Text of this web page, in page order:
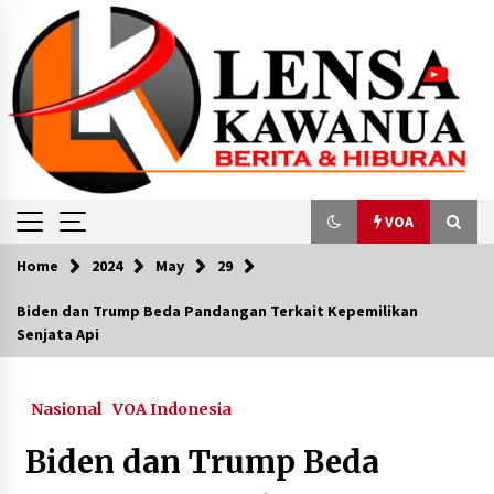
content
VOA
VOA
Jakarta akan Tetap Jadi Pusat Perekonomian
Seiring Persiapan Pindah Ibu Kota
March 31, 2024
Home 2024 May 29
Biden dan Trump Beda Pandangan Terkait Kepemilikan
Senjata Api
Nasional VOA Indonesia
Biden dan Trump Beda